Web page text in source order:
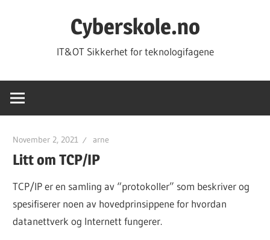
Cyberskole.no
IT&OT Sikkerhet for teknologifagene
November 2, 2021 arne
Litt om TCP/IP
TCP/IP er en samling av “protokoller” som beskriver og
spesifiserer noen av hovedprinsippene for hvordan
datanettverk og Internett fungerer.